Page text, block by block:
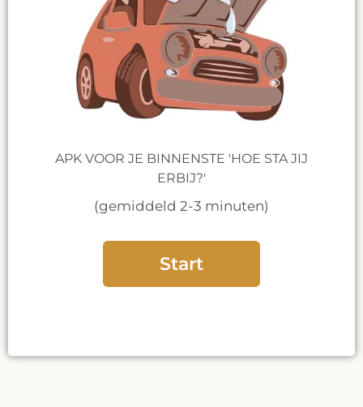
APK VOOR JE BINNENSTE 'HOE STA JIJ
ERBIJ?'
(gemiddeld 2-3 minuten)